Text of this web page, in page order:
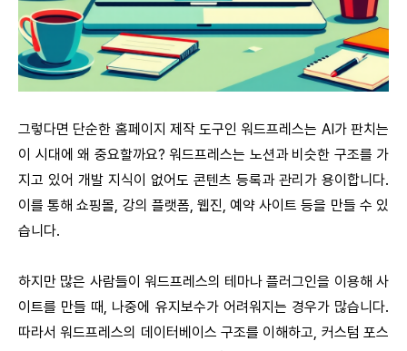
그렇다면 단순한 홈페이지 제작 도구인 워드프레스는 AI가 판치는
이 시대에 왜 중요할까요? 워드프레스는 노션과 비슷한 구조를 가
지고 있어 개발 지식이 없어도 콘텐츠 등록과 관리가 용이합니다.
이를 통해 쇼핑몰, 강의 플랫폼, 웹진, 예약 사이트 등을 만들 수 있
습니다.
하지만 많은 사람들이 워드프레스의 테마나 플러그인을 이용해 사
이트를 만들 때, 나중에 유지보수가 어려워지는 경우가 많습니다.
따라서 워드프레스의 데이터베이스 구조를 이해하고, 커스텀 포스